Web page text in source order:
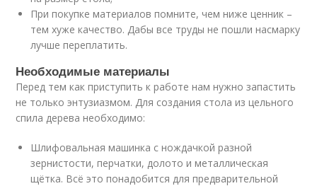
При покупке материалов помните, чем ниже ценник –
тем хуже качество. Дабы все труды не пошли насмарку
лучше переплатить.
Необходимые материалы
Перед тем как приступить к работе нам нужно запастить
не только энтузиазмом. Для создания стола из цельного
спила дерева необходимо:
Шлифовальная машинка с нождачкой разной
зернистости, перчатки, долото и металлическая
щётка. Всё это понадобится для предварительной